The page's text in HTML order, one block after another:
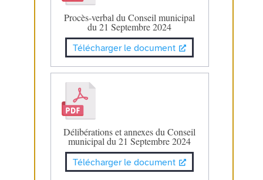
Procès-verbal du Conseil municipal
du 21 Septembre 2024
Télécharger le document
Délibérations et annexes du Conseil
municipal du 21 Septembre 2024
Télécharger le document